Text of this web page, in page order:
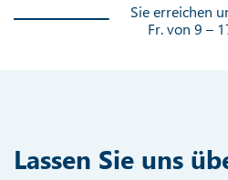
Sie erreichen
Fr. von 9 –
Lassen Sie uns